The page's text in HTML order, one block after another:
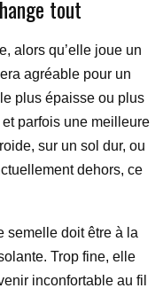
tout
alors qu’elle joue un
agréable pour un
plus épaisse ou plus
parfois une meilleure
sur un sol dur, ou
dehors, ce
semelle doit être à la
Trop fine, elle
inconfortable au fil